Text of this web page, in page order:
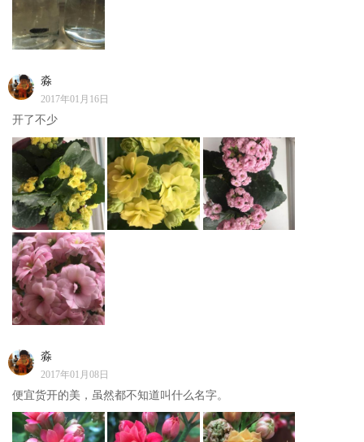
淼
2017年01月16日
开了不少
淼
2017年01月08日
便宜货开的美，虽然都不知道叫什么名字。